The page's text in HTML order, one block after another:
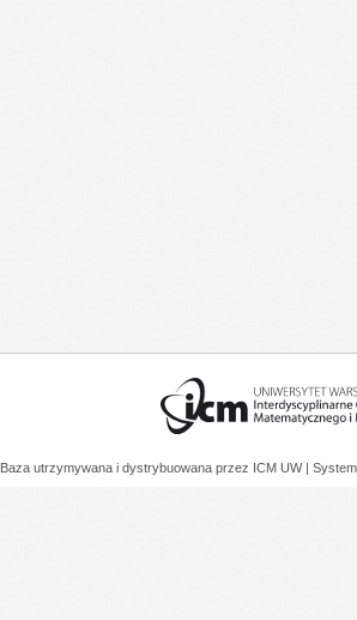
Baza utrzymywana i dystrybuowana przez ICM UW |